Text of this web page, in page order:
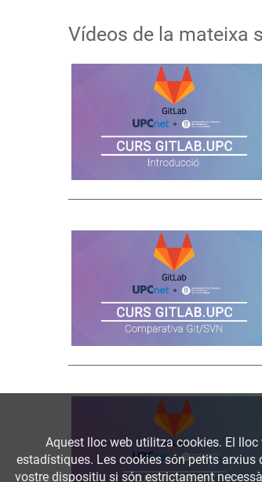
Vídeos de la mateixa
Aquest lloc web utilitza cookies. El
estadístiques. Les cookies són petits arxius
vostre dispositiu si són estrictament